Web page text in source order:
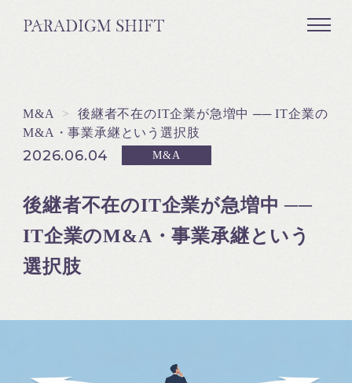
M&A >
後継者不在のIT企業が急増中 ── IT企業の
M&A・事業承継という選択肢
2026.06.04 M&A
後継者不在のIT企業が急増中 ──
IT企業のM&A・事業承継という
選択肢